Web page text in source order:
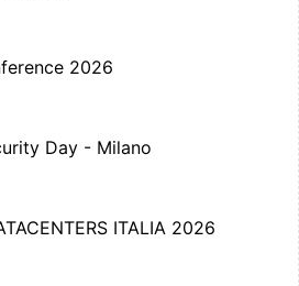
2026
Day - Milano
ITALIA 2026